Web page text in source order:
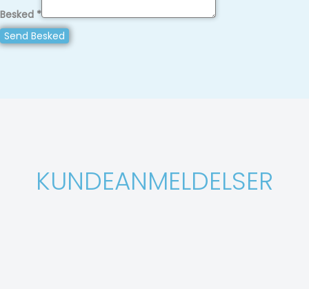
Besked *
Send Besked
KUNDEANMELDELSER